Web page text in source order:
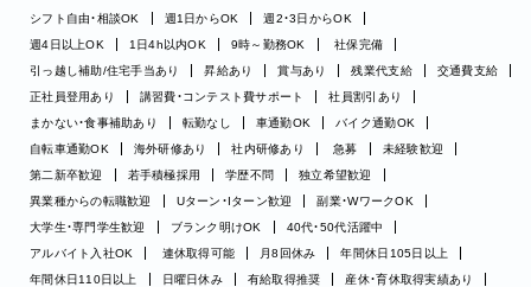
シフト自由・相談OK
週1日からOK
週2・3日からOK
週4日以上OK
1日4h以内OK 9時～勤務OK
社保完備
引っ越し補助/住宅手当あり
昇給あり 賞与あり 残業代支給
交通費支給
正社員登用あり
講習費・コンテスト費サポート
社員割引あり
まかない・食事補助あり
転勤なし 車通勤OK
バイク通勤OK
自転車通勤OK
海外研修あり 社内研修あり 急募
未経験歓迎
第二新卒歓迎
若手積極採用 学歴不問
独立希望歓迎
異業種からの転職歓迎
Uターン・Iターン歓迎
副業・WワークOK
大学生・専門学生歓迎
ブランク明けOK
40代・50代活躍中
アルバイト入社OK
連休取得可能 月8回休み
年間休日105日以上
年間休日110日以上
日曜日休み 有給取得推奨
産休・育休取得実績あり